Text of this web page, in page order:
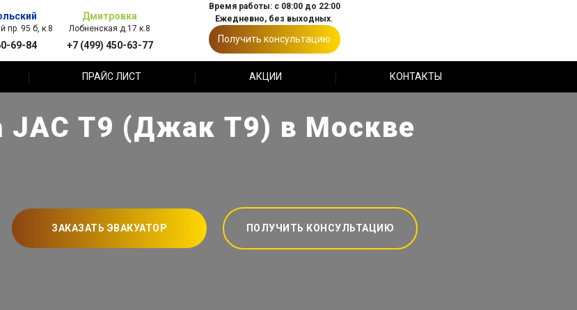
пр. 95 б, к.8
69-84
Дмитровка
Лобненская д.17 к.8
+7 (499) 450-63-77
Время работы: с 08:00 до 22:00
Ежедневно, без выходных.
Получить консультацию
ПРАЙС ЛИСТ АКЦИИ КОНТАКТЫ
T9 (Джак Т9) в Москве
ЗАКАЗАТЬ ЭВАКУАТОР ПОЛУЧИТЬ КОНСУЛЬТАЦИЮ